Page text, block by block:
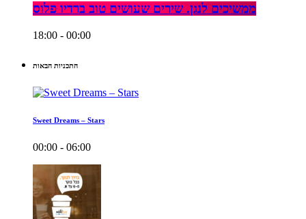
ממשיכים לנגן. שירים שעושים טוב ברדיו פלוס
18:00 - 00:00
התכניות הבאות
Sweet Dreams – Stars
00:00 - 06:00